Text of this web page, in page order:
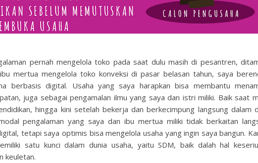
pernah mengelola toko pada saat dulu masih di pesantren,
mertua mengelola toko konveksi di pasar belasan tahun, saya
berbasis digital. Usaha yang saya harapkan bisa membantu
juga sebagai pengamalan ilmu yang saya dan istri miliki. Baik saat
hingga kini setelah bekerja dan berkecimpung langsung dalam
pengalaman yang saya dan ibu mertua miliki tidak berkaitan
tetapi saya optimis bisa mengelola usaha yang ingin saya bangun.
satu kunci dalam dunia usaha, yaitu SDM, baik dalah hal
keuletan.